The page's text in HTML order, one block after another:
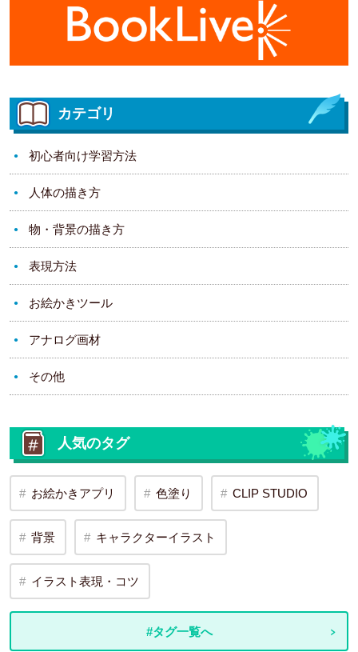
カテゴリ
初心者向け学習方法
人体の描き方
物・背景の描き方
表現方法
お絵かきツール
アナログ画材
その他
人気のタグ
お絵かきアプリ 色塗り CLIP STUDIO
背景 キャラクターイラスト
イラスト表現・コツ
#タグ一覧へ